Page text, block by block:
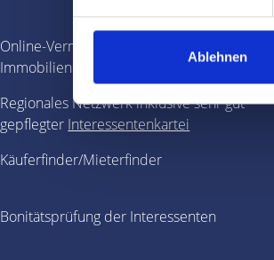
Ablehnen
Online-Vermarktung auf allen relevanten
Immobilienportalen
Regionales Netzwerk inklusive sehr gut
gepflegter Interessentenkartei
Käuferfinder/Mieterfinder
Bonitätsprüfung der Interessenten